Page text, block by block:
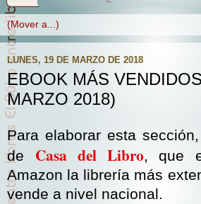
LUNES, 19 DE MARZO DE 2018
EBOOK MÁS
MARZO 2018)
Para elaborar esta
de Casa del Libro, que
Amazon la librería más
vende a nivel nacional.